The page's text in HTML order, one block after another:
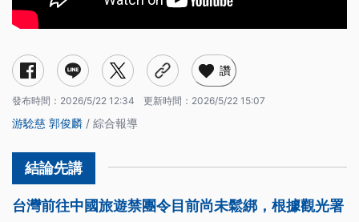
讚
發布時間： 2026/5/22 12:34 更新時間： 2026/5/22 15:07
游騐慈 郭俊麟 / 綜合報導
台灣前往中國旅遊禁團令目前尚未鬆綁，根據觀光署